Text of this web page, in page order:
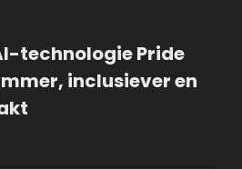
technologie Pride
inclusiever en